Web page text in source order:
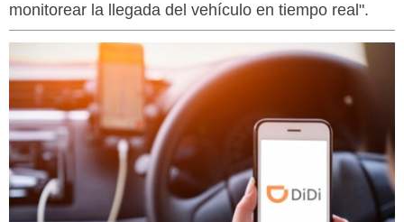
monitorear la llegada del vehículo en tiempo real".